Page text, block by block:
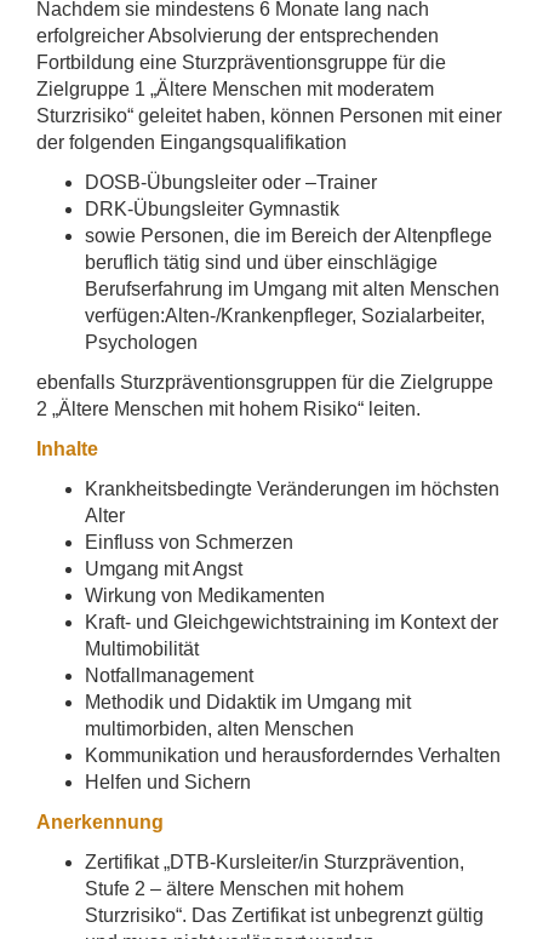
Nachdem sie mindestens 6 Monate lang nach
erfolgreicher Absolvierung der entsprechenden
Fortbildung eine Sturzpräventionsgruppe für die
Zielgruppe 1 „Ältere Menschen mit moderatem
Sturzrisiko“ geleitet haben, können Personen mit einer
der folgenden Eingangsqualifikation
DOSB-Übungsleiter oder –Trainer
DRK-Übungsleiter Gymnastik
sowie Personen, die im Bereich der Altenpflege
beruflich tätig sind und über einschlägige
Berufserfahrung im Umgang mit alten Menschen
verfügen:Alten-/Krankenpfleger, Sozialarbeiter,
Psychologen
ebenfalls Sturzpräventionsgruppen für die Zielgruppe
2 „Ältere Menschen mit hohem Risiko“ leiten.
Inhalte
Krankheitsbedingte Veränderungen im höchsten
Alter
Einfluss von Schmerzen
Umgang mit Angst
Wirkung von Medikamenten
Kraft- und Gleichgewichtstraining im Kontext der
Multimobilität
Notfallmanagement
Methodik und Didaktik im Umgang mit
multimorbiden, alten Menschen
Kommunikation und herausforderndes Verhalten
Helfen und Sichern
Anerkennung
Zertifikat „DTB-Kursleiter/in Sturzprävention,
Stufe 2 – ältere Menschen mit hohem
Sturzrisiko“. Das Zertifikat ist unbegrenzt gültig